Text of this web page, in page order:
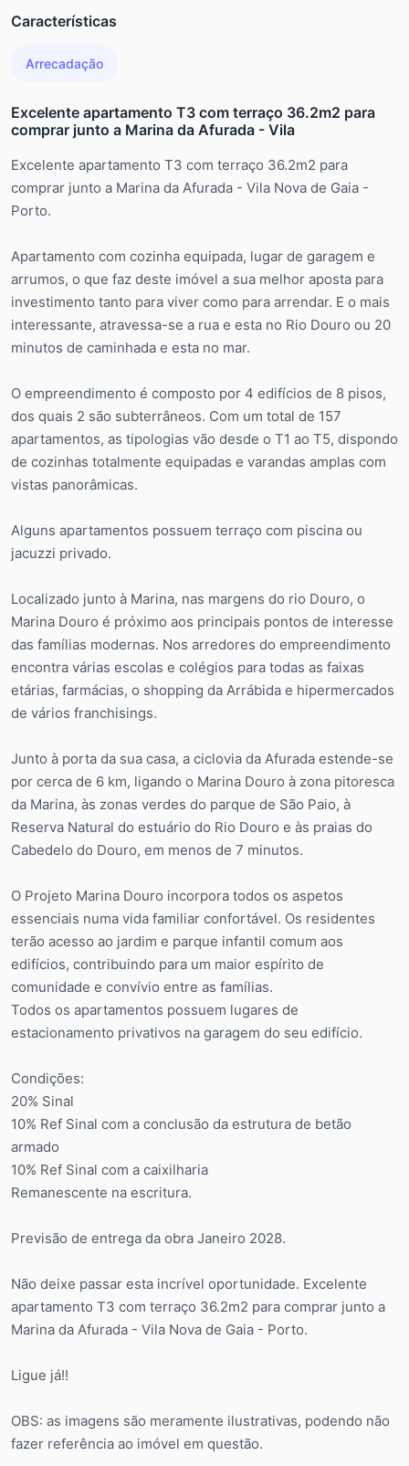
Características
Arrecadação
Excelente apartamento T3 com terraço 36.2m2 para
comprar junto a Marina da Afurada - Vila
Excelente apartamento T3 com terraço 36.2m2 para
comprar junto a Marina da Afurada - Vila Nova de Gaia -
Porto.
Apartamento com cozinha equipada, lugar de garagem e
arrumos, o que faz deste imóvel a sua melhor aposta para
investimento tanto para viver como para arrendar. E o mais
interessante, atravessa-se a rua e esta no Rio Douro ou 20
minutos de caminhada e esta no mar.
O empreendimento é composto por 4 edifícios de 8 pisos,
dos quais 2 são subterrâneos. Com um total de 157
apartamentos, as tipologias vão desde o T1 ao T5, dispondo
de cozinhas totalmente equipadas e varandas amplas com
vistas panorâmicas.
Alguns apartamentos possuem terraço com piscina ou
jacuzzi privado.
Localizado junto à Marina, nas margens do rio Douro, o
Marina Douro é próximo aos principais pontos de interesse
das famílias modernas. Nos arredores do empreendimento
encontra várias escolas e colégios para todas as faixas
etárias, farmácias, o shopping da Arrábida e hipermercados
de vários franchisings.
Junto à porta da sua casa, a ciclovia da Afurada estende-se
por cerca de 6 km, ligando o Marina Douro à zona pitoresca
da Marina, às zonas verdes do parque de São Paio, à
Reserva Natural do estuário do Rio Douro e às praias do
Cabedelo do Douro, em menos de 7 minutos.
O Projeto Marina Douro incorpora todos os aspetos
essenciais numa vida familiar confortável. Os residentes
terão acesso ao jardim e parque infantil comum aos
edifícios, contribuindo para um maior espírito de
comunidade e convívio entre as famílias.
Todos os apartamentos possuem lugares de
estacionamento privativos na garagem do seu edifício.
Condições:
20% Sinal
10% Ref Sinal com a conclusão da estrutura de betão
armado
10% Ref Sinal com a caixilharia
Remanescente na escritura.
Previsão de entrega da obra Janeiro 2028.
Não deixe passar esta incrível oportunidade. Excelente
apartamento T3 com terraço 36.2m2 para comprar junto a
Marina da Afurada - Vila Nova de Gaia - Porto.
Ligue já!!
OBS: as imagens são meramente ilustrativas, podendo não
fazer referência ao imóvel em questão.